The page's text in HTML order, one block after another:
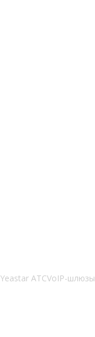
Yeastar АТСVoIP-шлюзы